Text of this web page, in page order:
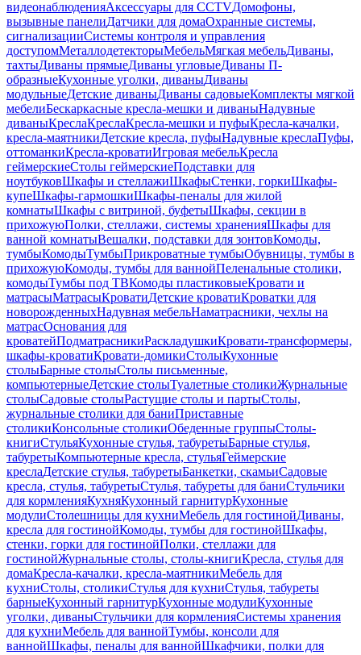
видеонаблюденияАксессуары для CCTVДомофоны,
вызывные панелиДатчики для домаОхранные системы,
сигнализацииСистемы контроля и управления
доступомМеталлодетекторыМебельМягкая мебельДиваны,
тахтыДиваны прямыеДиваны угловыеДиваны П-
образныеКухонные уголки, диваныДиваны
модульныеДетские диваныДиваны садовыеКомплекты мягкой
мебелиБескаркасные кресла-мешки и диваныНадувные
диваныКреслаКреслаКресла-мешки и пуфыКресла-качалки,
кресла-маятникиДетские кресла, пуфыНадувные креслаПуфы,
оттоманкиКресла-кроватиИгровая мебельКресла
геймерскиеСтолы геймерскиеПодставки для
ноутбуковШкафы и стеллажиШкафыСтенки, горкиШкафы-
купеШкафы-гармошкиШкафы-пеналы для жилой
комнатыШкафы с витриной, буфетыШкафы, секции в
прихожуюПолки, стеллажи, системы храненияШкафы для
ванной комнатыВешалки, подставки для зонтовКомоды,
тумбыКомодыТумбыПрикроватные тумбыОбувницы, тумбы в
прихожуюКомоды, тумбы для ваннойПеленальные столики,
комодыТумбы под ТВКомоды пластиковыеКровати и
матрасыМатрасыКроватиДетские кроватиКроватки для
новорожденныхНадувная мебельНаматрасники, чехлы на
матрасОснования для
кроватейПодматрасникиРаскладушкиКровати-трансформеры,
шкафы-кроватиКровати-домикиСтолыКухонные
столыБарные столыСтолы письменные,
компьютерныеДетские столыТуалетные столикиЖурнальные
столыСадовые столыРастущие столы и партыСтолы,
журнальные столики для баниПриставные
столикиКонсольные столикиОбеденные группыСтолы-
книгиСтульяКухонные стулья, табуретыБарные стулья,
табуретыКомпьютерные кресла, стульяГеймерские
креслаДетские стулья, табуретыБанкетки, скамьиСадовые
кресла, стулья, табуретыСтулья, табуреты для баниСтульчики
для кормленияКухняКухонный гарнитурКухонные
модулиСтолешницы для кухниМебель для гостинойДиваны,
кресла для гостинойКомоды, тумбы для гостинойШкафы,
стенки, горки для гостинойПолки, стеллажи для
гостинойЖурнальные столы, столы-книгиКресла, стулья для
домаКресла-качалки, кресла-маятникиМебель для
кухниСтолы, столикиСтулья для кухниСтулья, табуреты
барныеКухонный гарнитурКухонные модулиКухонные
уголки, диваныСтульчики для кормленияСистемы хранения
для кухниМебель для ваннойТумбы, консоли для
ваннойШкафы, пеналы для ваннойШкафчики, полки для